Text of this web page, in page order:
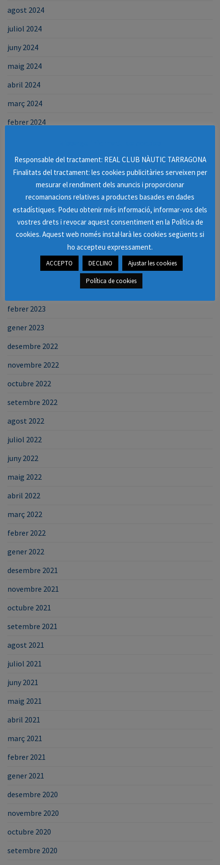
agost 2024
juliol 2024
juny 2024
maig 2024
abril 2024
març 2024
febrer 2024
desembre 2023
octubre 2023
setembre 2023
agost 2023
juliol 2023
febrer 2023
gener 2023
desembre 2022
novembre 2022
octubre 2022
setembre 2022
agost 2022
juliol 2022
juny 2022
maig 2022
abril 2022
març 2022
febrer 2022
gener 2022
desembre 2021
novembre 2021
octubre 2021
setembre 2021
agost 2021
juliol 2021
juny 2021
maig 2021
abril 2021
març 2021
febrer 2021
gener 2021
desembre 2020
novembre 2020
octubre 2020
setembre 2020
Responsable del tractament: REAL CLUB NÀUTIC TARRAGONA
Finalitats del tractament: les cookies publicitàries serveixen per
mesurar el rendiment dels anuncis i proporcionar
recomanacions relatives a productes basades en dades
estadístiques. Podeu obtenir més informació, informar-vos dels
vostres drets i revocar aquest consentiment en la Política de
cookies. Aquest web només instal·larà les cookies següents si
ho accepteu expressament.
ACCEPTO DECLINO Ajustar les cookies
Política de cookies